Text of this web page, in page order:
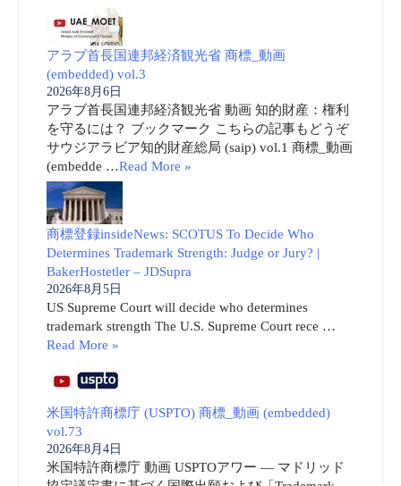
アラブ首長国連邦経済観光省 商標_動画
(embedded) vol.3
2026年8月6日
アラブ首長国連邦経済観光省 動画 知的財産：権利
を守るには？ ブックマーク こちらの記事もどうぞ
サウジアラビア知的財産総局 (saip) vol.1 商標_動画
(embedde …Read More »
商標登録insideNews: SCOTUS To Decide Who
Determines Trademark Strength: Judge or Jury? |
BakerHostetler – JDSupra
2026年8月5日
US Supreme Court will decide who determines
trademark strength The U.S. Supreme Court rece …
Read More »
米国特許商標庁 (USPTO) 商標_動画 (embedded)
vol.73
2026年8月4日
米国特許商標庁 動画 USPTOアワー ― マドリッド